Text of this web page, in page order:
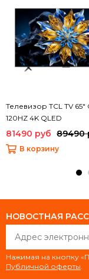
Телевизор TCL TV 65"
120HZ 4K QLED
81490 руб 89490
В корзину
НОВОСТНАЯ
Нажимая на кнопку
Публичной оферты.